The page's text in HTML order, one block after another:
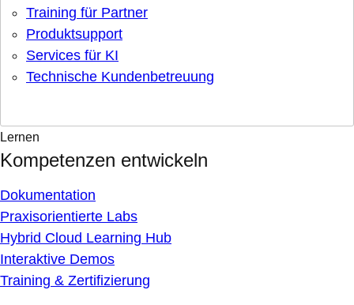
Training für Partner
Produktsupport
Services für KI
Technische Kundenbetreuung
Lernen
Kompetenzen entwickeln
Dokumentation
Praxisorientierte Labs
Hybrid Cloud Learning Hub
Interaktive Demos
Training & Zertifizierung